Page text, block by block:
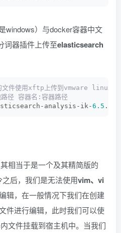
windows）与docker容器中文
词器插件上传至elasticsearch
件使用xftp上传到vmware linux中
径 容器名:容器路径
analysis-ik-6.5 .
相当于是一个及其精简版的
之后，我们是无法使用vim、vi
辑，在一般情况下我们在创建
件进行编辑，此时我们可以使
文件挂载到宿主机中。当我们